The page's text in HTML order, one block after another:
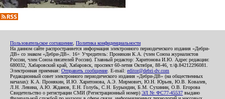
Пользовательское соглашение Политика конфиденциальности
На данном сайте распространяется информация электронного периодического издания «Дебри-
ДВ» со знаком «Дебри-ДВ». 16+ Учредитель: Пронякин К.А. (член Союза журналистов
России, член Союза писателей России). Главный редактор: Харитонова И.Ю. Адрес редакции:
680032, Хабаровский край, Хабаровск, проспект 60-летия Октября, 88-46, т./ф.84212296081.
Электронная приемная: Отправить сообщение . E-mail: editor@debri-dv.com
Редакционный совет электронного периодического издания «Дебри-ДВ» (на общественных
началах): К.А. Пронякин, И.Ю. Харитонова, А.Э. Мирмович, Ю.Н. Юрьев, Ю.В. Ковалев,
Л.Н. Левина, А.Ю. Жданов, Е.Н. Голубь, С.Н. Бурындин, Б.М. Сухинин, О.В. Егорова
Свидетельство о регистрации СМИ (Регистрационный номер) ЭЛ № ФС77-45537 выдано